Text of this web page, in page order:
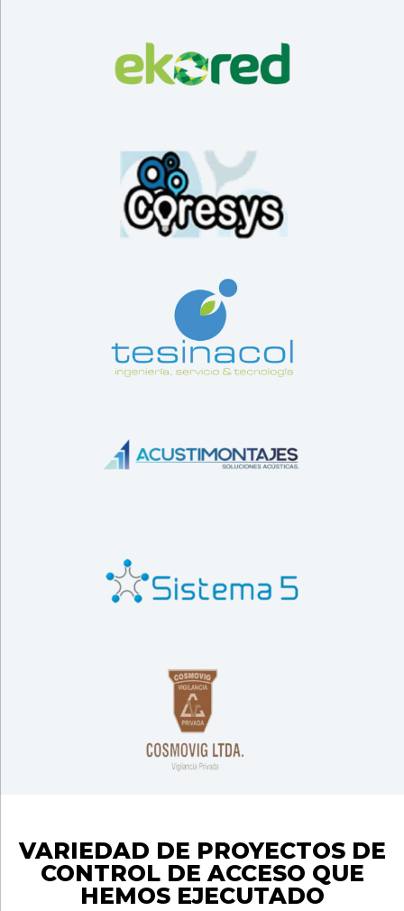
VARIEDAD DE PROYECTOS DE
CONTROL DE ACCESO QUE
HEMOS EJECUTADO